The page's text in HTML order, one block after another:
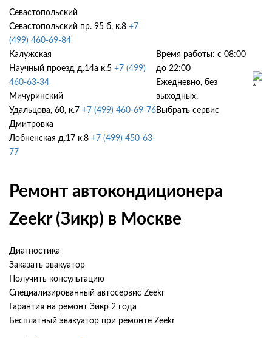
Севастопольский
Севастопольский пр. 95 б, к.8 +7
(499) 460-69-84
Калужская
Научный проезд д.14а к.5 +7 (499)
460-63-34
Мичуринский
Удальцова, 60, к.7 +7 (499) 460-69-76
Дмитровка
Лобненская д.17 к.8 +7 (499) 450-63-
77
Время работы: с 08:00
до 22:00
Ежедневно, без
выходных.
Выбрать сервис
Ремонт автокондиционера
Zeekr (Зикр) в Москве
Диагностика
Заказать эвакуатор
Получить консультацию
Специализированный автосервис Zeekr
Гарантия на ремонт Зикр 2 года
Бесплатный эвакуатор при ремонте Zeekr